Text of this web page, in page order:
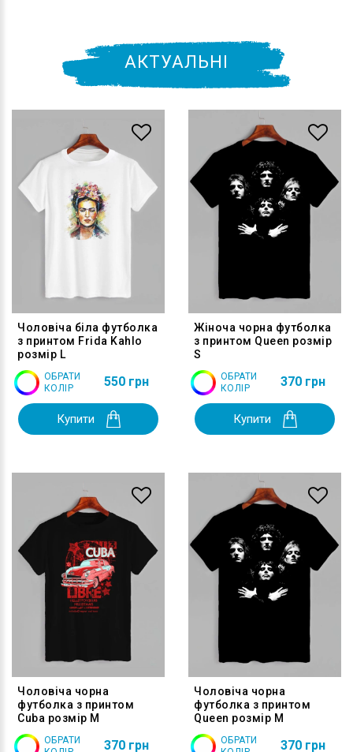
АКТУАЛЬНІ
Чоловіча біла футболка
з принтом Frida Kahlo
розмір L
ОБРАТИ
КОЛІР
550 грн
Купити
Жіноча чорна футболка
з принтом Queen розмір
S
ОБРАТИ
КОЛІР
370 грн
Купити
Чоловіча чорна
футболка з принтом
Cuba розмір M
ОБРАТИ
370 грн
Чоловіча чорна
футболка з принтом
Queen розмір M
ОБРАТИ
370 грн